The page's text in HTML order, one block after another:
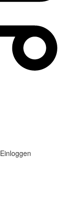
Einloggen